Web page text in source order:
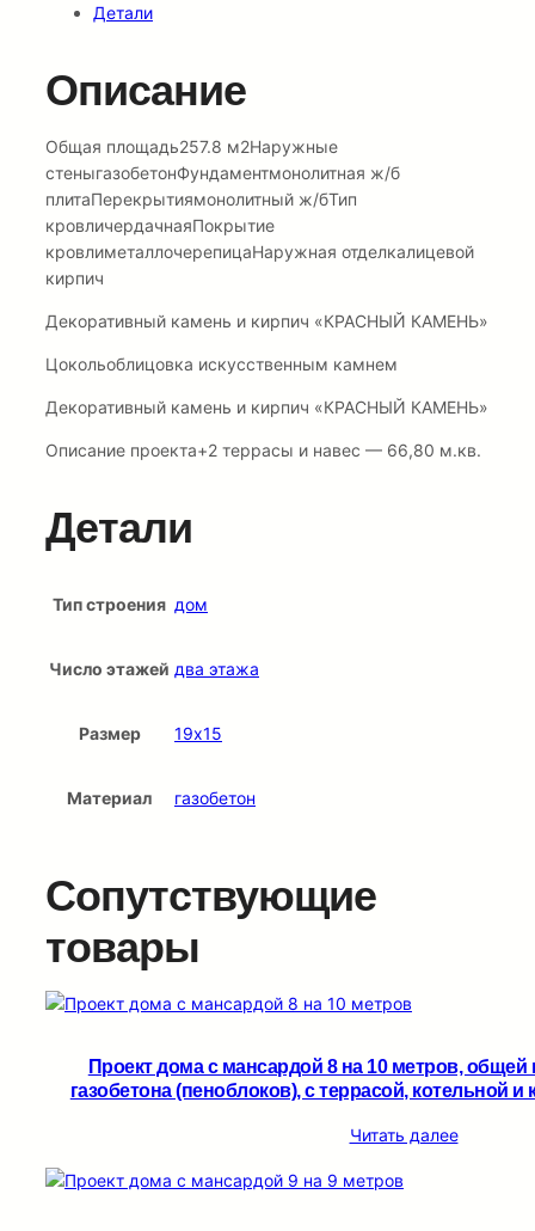
Детали
Описание
Общая площадь257.8 м2Наружные
стеныгазобетонФундаментмонолитная ж/б
плитаПерекрытиямонолитный ж/бТип
кровличердачнаяПокрытие
кровлиметаллочерепицаНаружная отделкалицевой
кирпич
Декоративный камень и кирпич «КРАСНЫЙ КАМЕНЬ»
Цокольоблицовка искусственным камнем
Декоративный камень и кирпич «КРАСНЫЙ КАМЕНЬ»
Описание проекта+2 террасы и навес — 66,80 м.кв.
Детали
Тип строения дом
Число этажей два этажа
Размер 19х15
Материал газобетон
Сопутствующие
товары
Проект дома с мансардой 8 на 10 метров,
газобетона (пеноблоков), c террасой, котельной и
Читать далее